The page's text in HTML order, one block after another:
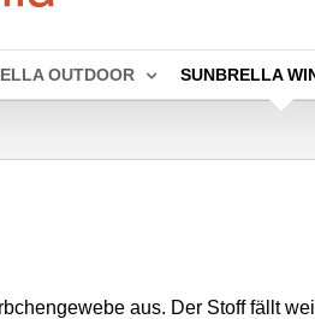
OUTDOOR SUNBRELLA
aus. Der Stoff fällt